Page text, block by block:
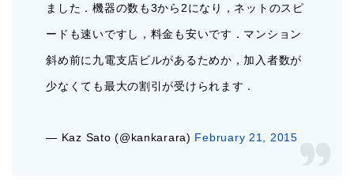
ました．機器の数も3から2になり，ネットのスピ
ードも速いですし，料金も安いです．マンション
斜め前に九電支店ビルがあるためか，加入者数が
少なくても最大の割引が受けられます．
— Kaz Sato (@kankarara) February 21, 2015